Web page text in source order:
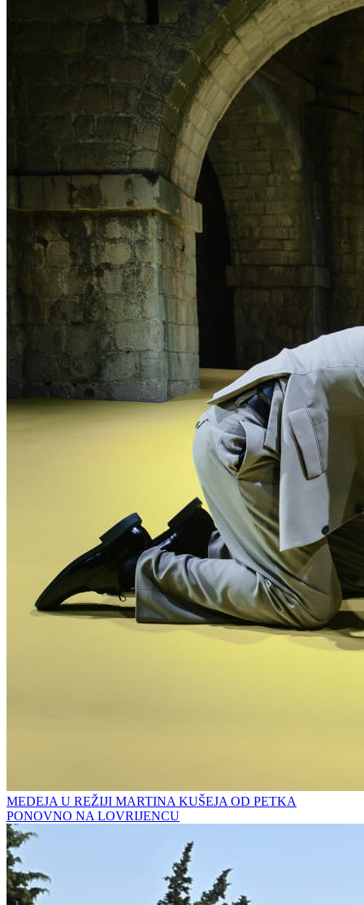
MEDEJA U REŽIJI MARTINA KUŠEJA OD PETKA
PONOVNO NA LOVRIJENCU